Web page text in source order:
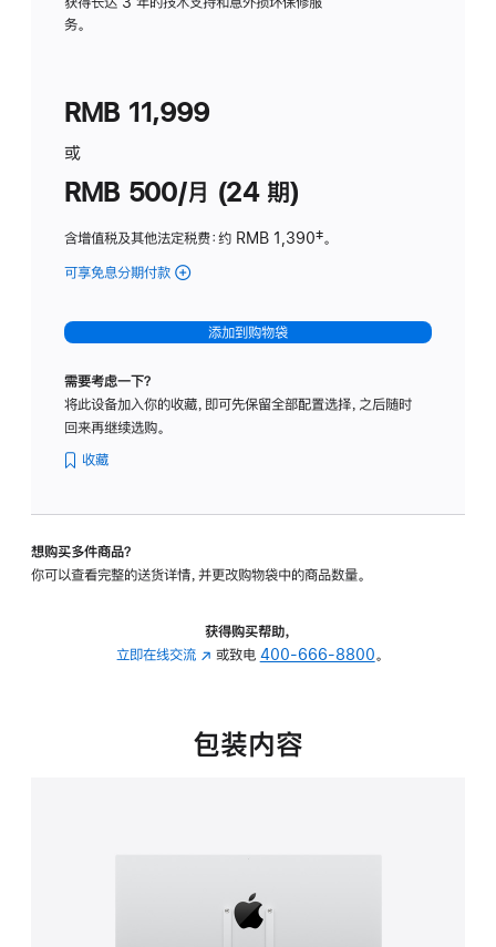
务。
RMB 11,999
或
RMB 500/月 (24 期)
含增值税及其他法定税费：约 RMB 1,390脚
‡。
可享免息分期付款 (Studio
-
标
璃
转
的
添加到购物袋
需要考虑一下？
将此设备加入你的收藏，即可先保留全部配置选择，之后随时
回来再继续选购。
收藏
想购买多件商品？
你可以查看完整的送货详情，并更改购物袋中的商品数量。
获得购买帮助，
立即在线交流 (在
中
或致电 400-666-8800。
包装内容